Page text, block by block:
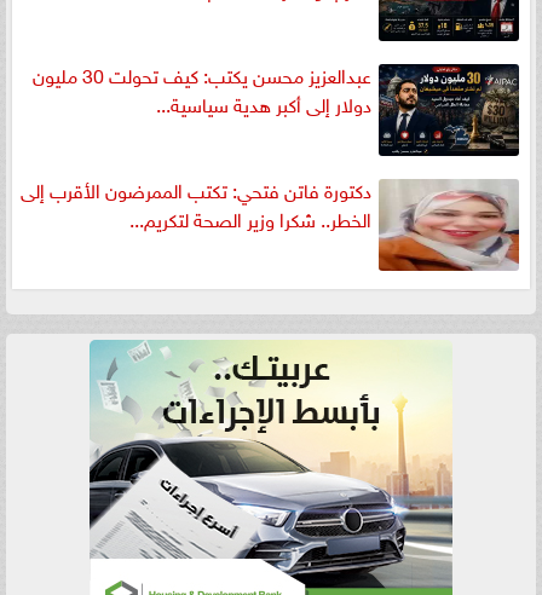
عبدالعزيز محسن يكتب: كيف تحولت 30 مليون
دولار إلى أكبر هدية سياسية...
دكتورة فاتن فتحي: تكتب الممرضون الأقرب إلى
الخطر.. شكرا وزير الصحة لتكريم...